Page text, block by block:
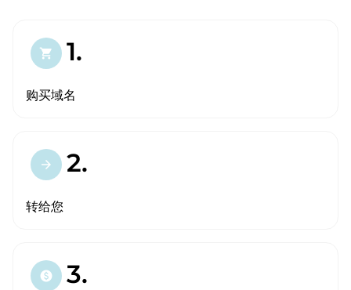
shopping_cart 1.
购买域名
arrow_forward 2.
转给您
paid 3.